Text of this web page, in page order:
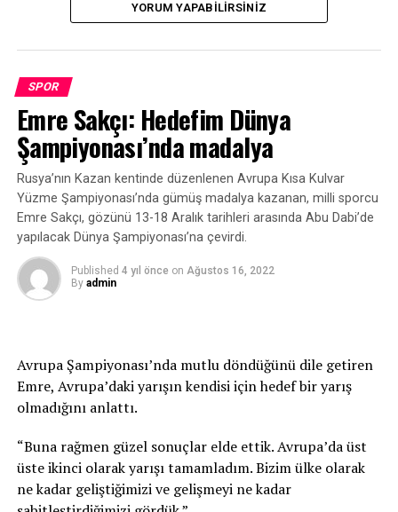
İLGİLİ KONU:
UP NEXT
KAÇIRMAYIN
Başakşehir, Bolingoli için opsiyon kullanmadı
YORUM YAPABILIRSINIZ
SPOR
Emre Sakçı: Hedefim Dünya
Şampiyonası’nda madalya
Rusya’nın Kazan kentinde düzenlenen Avrupa Kısa Kulvar
Yüzme Şampiyonası’nda gümüş madalya kazanan, milli sporcu
Emre Sakçı, gözünü 13-18 Aralık tarihleri arasında Abu Dabi’de
yapılacak Dünya Şampiyonası’na çevirdi.
Published 4 yıl önce on Ağustos 16, 2022
By admin
Avrupa Şampiyonası’nda mutlu döndüğünü dile getiren
Emre, Avrupa’daki yarışın kendisi için hedef bir yarış
olmadığını anlattı.
“Buna rağmen güzel sonuçlar elde ettik. Avrupa’da üst
üste ikinci olarak yarışı tamamladım. Bizim ülke olarak
ne kadar geliştiğimizi ve gelişmeyi ne kadar